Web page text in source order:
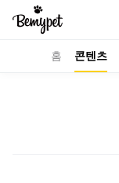
홈 콘텐츠